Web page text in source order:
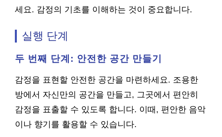
세요. 감정의 기초를 이해하는 것이 중요합니다.
실행 단계
두 번째 단계: 안전한 공간 만들기
감정을 표현할 안전한 공간을 마련하세요. 조용한
방에서 자신만의 공간을 만들고, 그곳에서 편안히
감정을 표출할 수 있도록 합니다. 이때, 편안한 음악
이나 향기를 활용할 수 있습니다.